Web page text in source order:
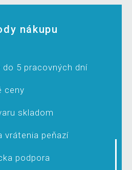
nákupu
do 5 pracovných dní
ceny
skladom
vrátenia peňazí
podpora